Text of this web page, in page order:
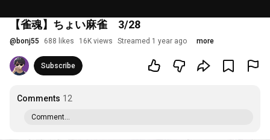
【雀魂】ちょい麻雀 3/28
@ bonj55 688 likes 16K views Streamed 1 year ago more
Subscribe
Comments 12
Comment...